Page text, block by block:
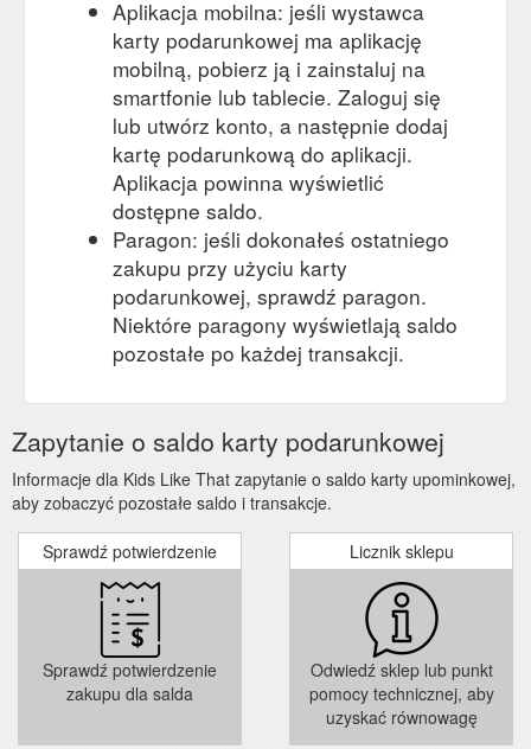
Aplikacja mobilna: jeśli wystawca
karty podarunkowej ma aplikację
mobilną, pobierz ją i zainstaluj na
smartfonie lub tablecie. Zaloguj się
lub utwórz konto, a następnie dodaj
kartę podarunkową do aplikacji.
Aplikacja powinna wyświetlić
dostępne saldo.
Paragon: jeśli dokonałeś ostatniego
zakupu przy użyciu karty
podarunkowej, sprawdź paragon.
Niektóre paragony wyświetlają saldo
pozostałe po każdej transakcji.
Zapytanie o saldo karty podarunkowej
Informacje dla Kids Like That zapytanie o saldo karty upominkowej,
aby zobaczyć pozostałe saldo i transakcje.
Sprawdź potwierdzenie
Sprawdź potwierdzenie
zakupu dla salda
Licznik sklepu
Odwiedź sklep lub punkt
pomocy technicznej, aby
uzyskać równowagę